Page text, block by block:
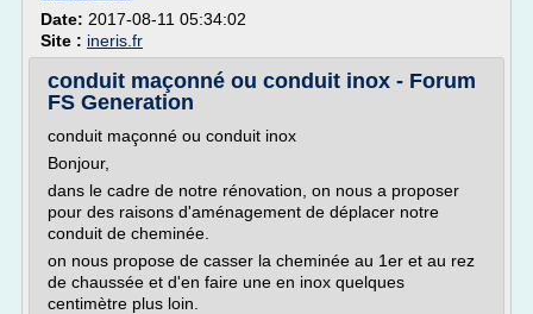
Date: 2017-08-11 05:34:02
Site : ineris.fr
conduit maçonné ou conduit inox - Forum
FS Generation
conduit maçonné ou conduit inox
Bonjour,
dans le cadre de notre rénovation, on nous a proposer
pour des raisons d'aménagement de déplacer notre
conduit de cheminée.
on nous propose de casser la cheminée au 1er et au rez
de chaussée et d'en faire une en inox quelques
centimètre plus loin.